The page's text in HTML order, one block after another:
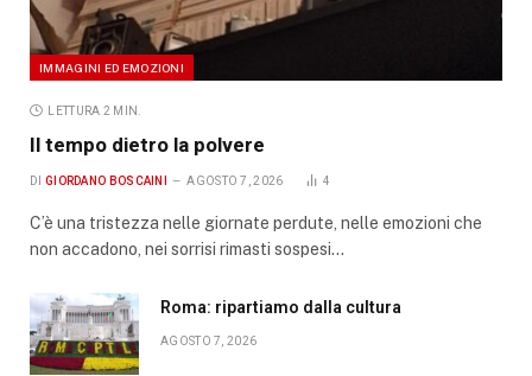
IMMAGINI ED EMOZIONI
LETTURA 2 MIN.
Il tempo dietro la polvere
DI GIORDANO BOSCAINI AGOSTO 7, 2026 4
C’è una tristezza nelle giornate perdute, nelle emozioni che
non accadono, nei sorrisi rimasti sospesi…
Roma: ripartiamo dalla cultura
AGOSTO 7, 2026